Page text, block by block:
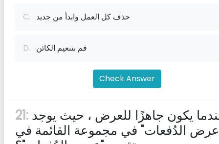
C. حذف كل العمل وابدأ من جديد
D. قم بتنعيم الكائن
Check Answer
21:
الدُفعات" في مجموعة القائمة في